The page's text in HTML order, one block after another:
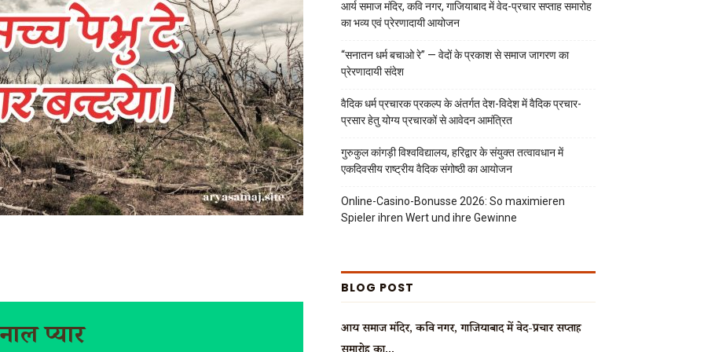
नाल प्यार
आर्य समाज मंदिर, कवि नगर, गाजियाबाद में वेद-प्रचार सप्ताह समारोह
का भव्य एवं प्रेरणादायी आयोजन
“सनातन धर्म बचाओ रे” — वेदों के प्रकाश से समाज जागरण का
प्रेरणादायी संदेश
वैदिक धर्म प्रचारक प्रकल्प के अंतर्गत देश-विदेश में वैदिक प्रचार-
प्रसार हेतु योग्य प्रचारकों से आवेदन आमंत्रित
गुरुकुल कांगड़ी विश्वविद्यालय, हरिद्वार के संयुक्त तत्वावधान में
एकदिवसीय राष्ट्रीय वैदिक संगोष्ठी का आयोजन
Online-Casino-Bonusse 2026: So maximieren
Spieler ihren Wert und ihre Gewinne
BLOG POST
आर्य समाज मंदिर, कवि नगर, गाजियाबाद में वेद-प्रचार सप्ताह